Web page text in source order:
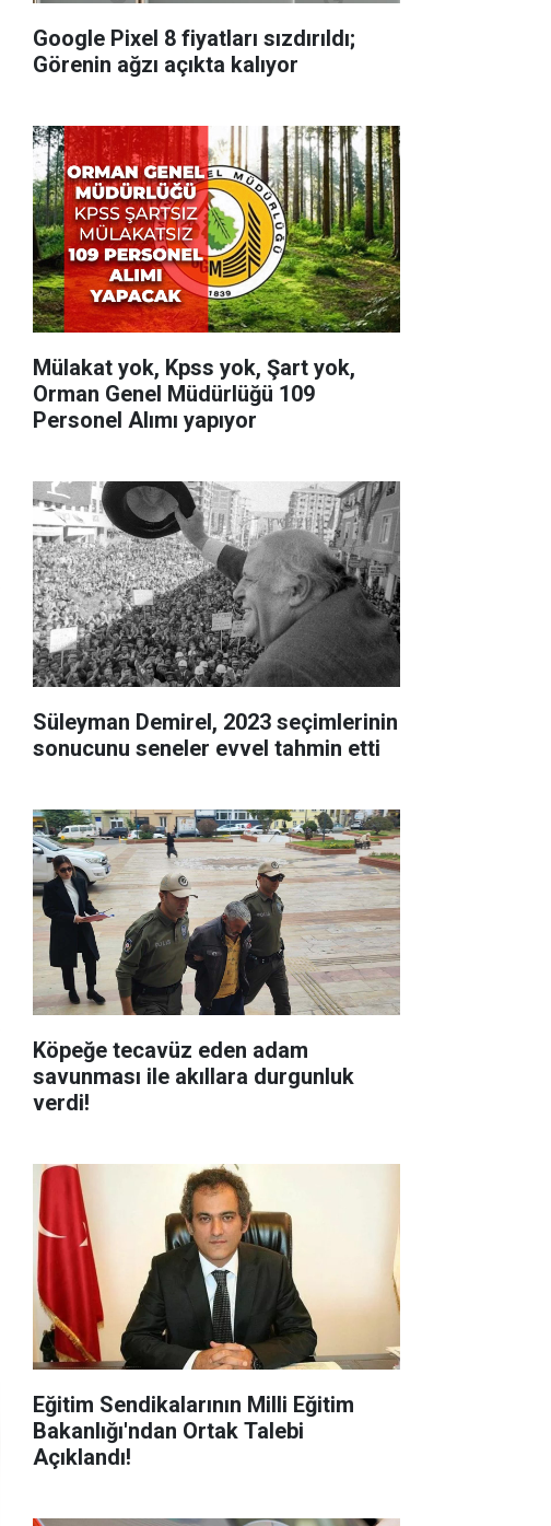
Google Pixel 8 fiyatları sızdırıldı;
Görenin ağzı açıkta kalıyor
Mülakat yok, Kpss yok, Şart yok,
Orman Genel Müdürlüğü 109
Personel Alımı yapıyor
Süleyman Demirel, 2023 seçimlerinin
sonucunu seneler evvel tahmin etti
Köpeğe tecavüz eden adam
savunması ile akıllara durgunluk
verdi!
Eğitim Sendikalarının Milli Eğitim
Bakanlığı'ndan Ortak Talebi
Açıklandı!